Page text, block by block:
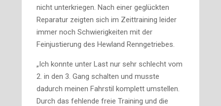
nicht unterkriegen. Nach einer geglückten
Reparatur zeigten sich im Zeittraining leider
immer noch Schwierigkeiten mit der
Feinjustierung des Hewland Renngetriebes.
„Ich konnte unter Last nur sehr schlecht vom
2. in den 3. Gang schalten und musste
dadurch meinen Fahrstil komplett umstellen.
Durch das fehlende freie Training und die